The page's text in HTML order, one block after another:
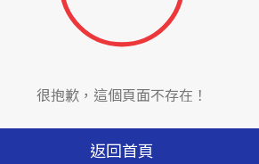
很抱歉，這個頁面不存在！
返回首頁